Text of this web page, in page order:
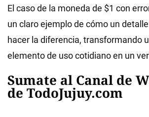
El caso de la moneda de $1 con
un claro ejemplo de cómo un
hacer la diferencia, transformando
elemento de uso cotidiano en un
Sumate al Canal de
de TodoJujuy.com